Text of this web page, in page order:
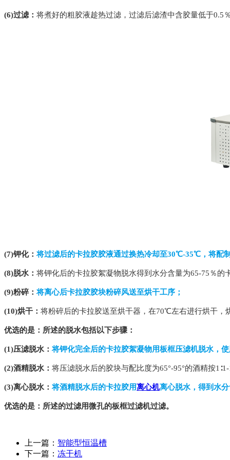
(6)过滤： 将煮好的粗胶液趁热过滤，过滤后滤渣中含胶量低于0.5
(7)钾化：将过滤后的卡拉胶胶液通过换热冷却至30℃-35℃，将配
(8)脱水： 将钾化后的卡拉胶絮凝物脱水得到水分含量为65-75％的
(9)粉碎：将离心后卡拉胶胶块粉碎风送至烘干工序；
(10)烘干： 将粉碎后的卡拉胶送至烘干器，在70℃左右进行烘干，
优选的是：所述的脱水包括以下步骤：
(1)压滤脱水：将钾化完全后的卡拉胶絮凝物用板框压滤机脱水，
(2)酒精脱水： 将压滤脱水后的胶块与配比度为65°-95°的酒精按
(3)离心脱水：将酒精脱水后的卡拉胶用离心机离心脱水，得到水
优选的是：所述的过滤用微孔的板框过滤机过滤。
上一篇： 智能型恒温槽
下一篇： 冻干机